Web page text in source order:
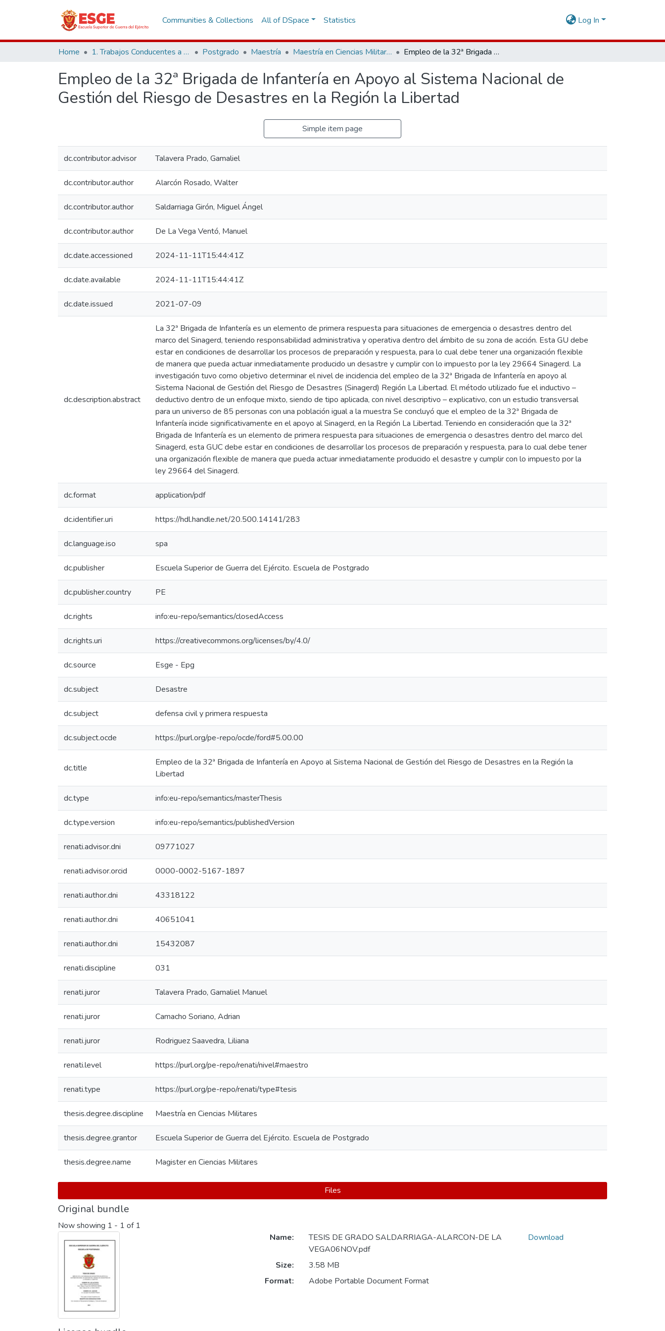
Communities & Collections All of DSpace Statistics Log In
Home 1. Trabajos Conducentes a Grados y Títulos Postgrado Maestría Maestría en Ciencias Militares Empleo de la 32ª Brigada de Infantería en Apoyo al Sistema Nacional de Gestión del Riesgo de Desastres en la Región la Libertad
Empleo de la 32ª Brigada de Infantería en Apoyo al Sistema Nacional de
Gestión del Riesgo de Desastres en la Región la Libertad
Simple item page
dc.contributor.advisor Talavera Prado, Gamaliel
dc.contributor.author Alarcón Rosado, Walter
dc.contributor.author Saldarriaga Girón, Miguel Ángel
dc.contributor.author De La Vega Ventó, Manuel
dc.date.accessioned 2024-11-11T15:44:41Z
dc.date.available 2024-11-11T15:44:41Z
dc.date.issued 2021-07-09
dc.description.abstract
La 32ª Brigada de Infantería es un elemento de primera respuesta para situaciones de emergencia o desastres dentro del
marco del Sinagerd, teniendo responsabilidad administrativa y operativa dentro del ámbito de su zona de acción. Esta GU debe
estar en condiciones de desarrollar los procesos de preparación y respuesta, para lo cual debe tener una organización flexible
de manera que pueda actuar inmediatamente producido un desastre y cumplir con lo impuesto por la ley 29664 Sinagerd. La
investigación tuvo como objetivo determinar el nivel de incidencia del empleo de la 32ª Brigada de Infantería en apoyo al
Sistema Nacional de Gestión del Riesgo de Desastres (Sinagerd) Región La Libertad. El método utilizado fue el inductivo –
deductivo dentro de un enfoque mixto, siendo de tipo aplicada, con nivel descriptivo – explicativo, con un estudio transversal
para un universo de 85 personas con una población igual a la muestra Se concluyó que el empleo de la 32ª Brigada de
Infantería incide significativamente en el apoyo al Sinagerd, en la Región La Libertad. Teniendo en consideración que la 32ª
Brigada de Infantería es un elemento de primera respuesta para situaciones de emergencia o desastres dentro del marco del
Sinagerd, esta GUC debe estar en condiciones de desarrollar los procesos de preparación y respuesta, para lo cual debe tener
una organización flexible de manera que pueda actuar inmediatamente producido el desastre y cumplir con lo impuesto por la
ley 29664 del Sinagerd.
dc.format application/pdf
dc.identifier.uri https://hdl.handle.net/20.500.14141/283
dc.language.iso spa
dc.publisher Escuela Superior de Guerra del Ejército. Escuela de Postgrado
dc.publisher.country PE
dc.rights info:eu-repo/semantics/closedAccess
dc.rights.uri https://creativecommons.org/licenses/by/4.0/
dc.source Esge - Epg
dc.subject Desastre
dc.subject defensa civil y primera respuesta
dc.subject.ocde https://purl.org/pe-repo/ocde/ford#5.00.00
dc.title
Empleo de la 32ª Brigada de Infantería en Apoyo al Sistema Nacional de Gestión del Riesgo de Desastres en la Región la
Libertad
dc.type info:eu-repo/semantics/masterThesis
dc.type.version info:eu-repo/semantics/publishedVersion
renati.advisor.dni 09771027
renati.advisor.orcid 0000-0002-5167-1897
renati.author.dni 43318122
renati.author.dni 40651041
renati.author.dni 15432087
renati.discipline 031
renati.juror Talavera Prado, Gamaliel Manuel
renati.juror Camacho Soriano, Adrian
renati.juror Rodriguez Saavedra, Liliana
renati.level https://purl.org/pe-repo/renati/nivel#maestro
renati.type https://purl.org/pe-repo/renati/type#tesis
thesis.degree.discipline Maestría en Ciencias Militares
thesis.degree.grantor Escuela Superior de Guerra del Ejército. Escuela de Postgrado
thesis.degree.name Magister en Ciencias Militares
Files
Original bundle
Now showing 1 - 1 of 1
Name:
TESIS DE GRADO SALDARRIAGA-ALARCON-DE LA
VEGA06NOV.pdf
Size:
3.58 MB
Format:
Adobe Portable Document Format
Download